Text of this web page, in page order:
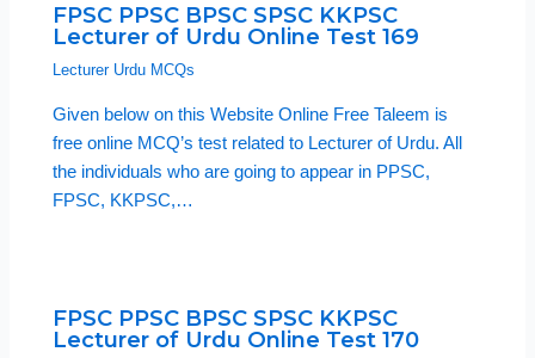
FPSC PPSC BPSC SPSC KKPSC
Lecturer of Urdu Online Test 169
Lecturer Urdu MCQs
Given below on this Website Online Free Taleem is
free online MCQ’s test related to Lecturer of Urdu. All
the individuals who are going to appear in PPSC,
FPSC, KKPSC,…
FPSC PPSC BPSC SPSC KKPSC
Lecturer of Urdu Online Test 170